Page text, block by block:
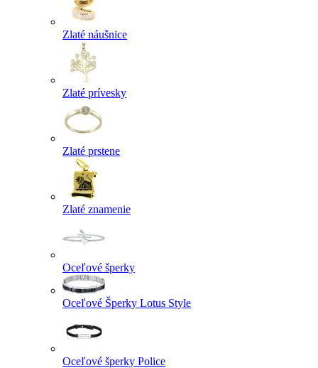
Zlaté náušnice
Zlaté prívesky
Zlaté prstene
Zlaté znamenie
Oceľové šperky
Oceľové Šperky Lotus Style
Oceľové šperky Police